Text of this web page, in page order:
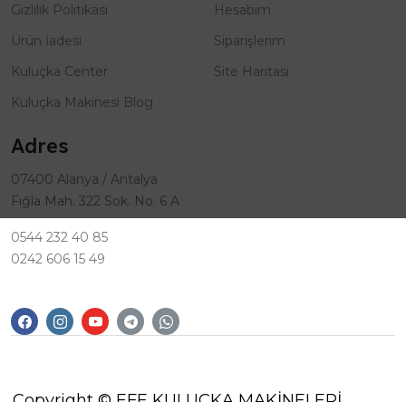
Gizlilik Politikası
Ürün İadesi
Kuluçka Center
Kuluçka Makinesi Blog
Hesabım
Siparişlerim
Site Haritası
Adres
07400 Alanya / Antalya
Fığla Mah. 322 Sok. No. 6 A
0544 232 40 85
0242 606 15 49